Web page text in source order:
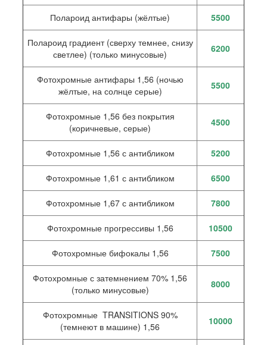
Полароид антифары (жёлтые) 5500
Полароид градиент (сверху темнее, снизу
светлее) (только минусовые)
6200
Фотохромные антифары 1,56 (ночью
жёлтые, на солнце серые)
5500
Фотохромные 1,56 без покрытия
(коричневые, серые)
4500
Фотохромные 1,56 с антибликом 5200
Фотохромные 1,61 с антибликом 6500
Фотохромные 1,67 с антибликом 7800
Фотохромные прогрессивы 1,56 10500
Фотохромные бифокалы 1,56 7500
Фотохромные с затемнением 70% 1,56
(только минусовые)
8000
Фотохромные TRANSITIONS 90%
(темнеют в машине) 1,56
10000